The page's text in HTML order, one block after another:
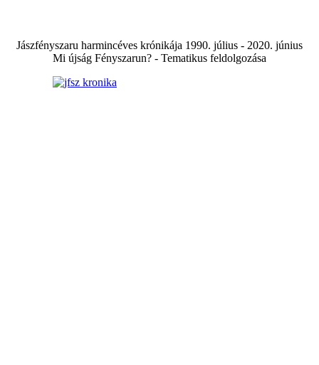
Jászfényszaru harmincéves krónikája 1990. július - 2020. június
Mi újság Fényszarun? - Tematikus feldolgozása